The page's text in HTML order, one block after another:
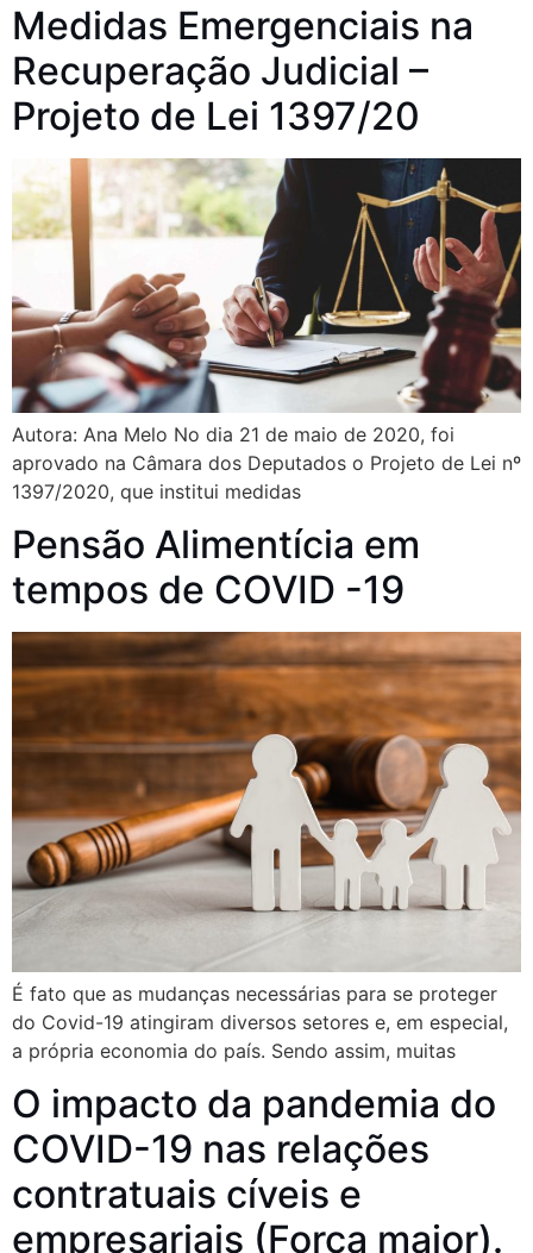
Medidas Emergenciais na
Recuperação Judicial –
Projeto de Lei 1397/20
Autora: Ana Melo No dia 21 de maio de 2020, foi
aprovado na Câmara dos Deputados o Projeto de Lei nº
1397/2020, que institui medidas
Pensão Alimentícia em
tempos de COVID -19
É fato que as mudanças necessárias para se proteger
do Covid-19 atingiram diversos setores e, em especial,
a própria economia do país. Sendo assim, muitas
O impacto da pandemia do
COVID-19 nas relações
contratuais cíveis e
empresariais (Força maior).